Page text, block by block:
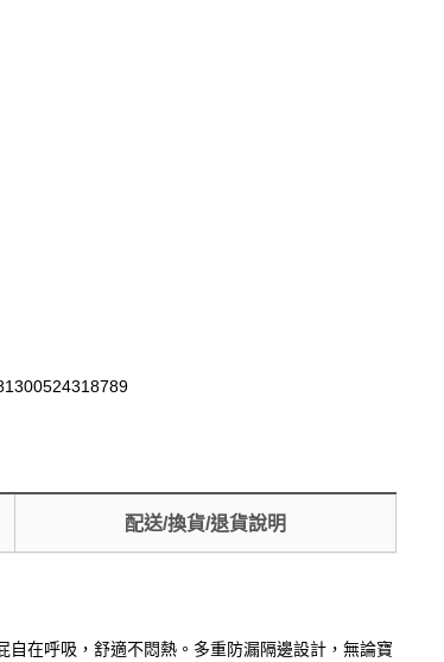
配送/換貨/退貨說明
在呼吸，舒適不悶熱。多重防漏隔邊設計，無論寶